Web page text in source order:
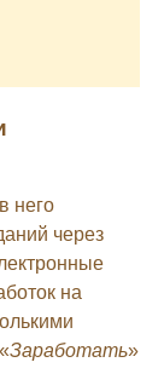
него
через
на
Заработать»